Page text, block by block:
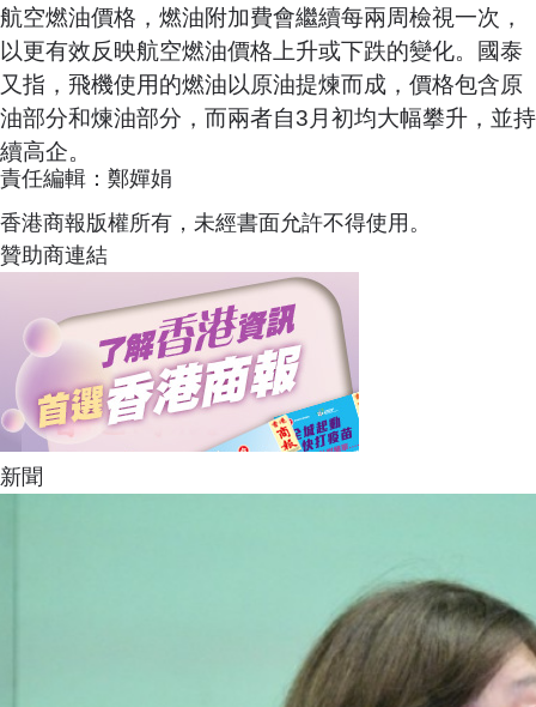
航空燃油價格，燃油附加費會繼續每兩周檢視一次，
以更有效反映航空燃油價格上升或下跌的變化。
國泰
又指，飛機使用的燃油以原油提煉而成，價格包含原
油部分和煉油部分，而兩者自3月初均大幅攀升，並持
續高企。
責任編輯：鄭嬋娟
香港商報版權所有，未經書面允許不得使用。
贊助商連結
新聞